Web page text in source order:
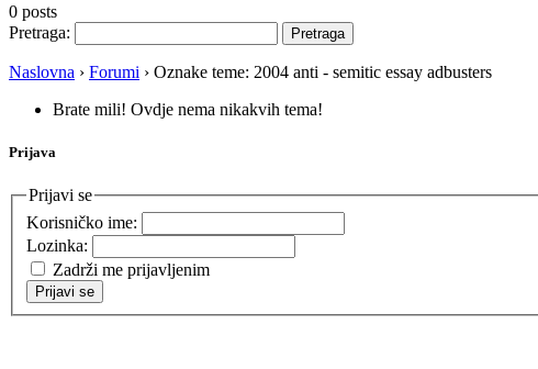
0 posts
Pretraga:
Naslovna › Forumi › Oznake teme: 2004 anti - semitic essay adbusters
Brate mili! Ovdje nema nikakvih tema!
Prijava
Prijavi se
Korisničko ime:
Lozinka:
Zadrži me prijavljenim
Prijavi se